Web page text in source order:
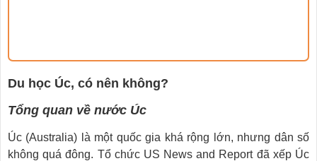
Du học Úc, có nên không?
Tổng quan về nước Úc
Úc (Australia) là một quốc gia khá rộng lớn, nhưng dân số
không quá đông. Tổ chức US News and Report đã xếp Úc